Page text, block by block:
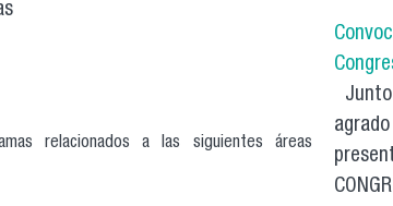
relacionados a las siguientes áreas